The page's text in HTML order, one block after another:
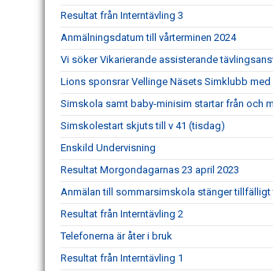
Resultat från Interntävling 3
Anmälningsdatum till vårterminen 2024
Vi söker Vikarierande assisterande
Lions sponsrar Vellinge Näsets Simklubb med
Simskola samt baby-minisim startar från och
Simskolestart skjuts till v 41 (tisdag)
Enskild Undervisning
Resultat Morgondagarnas 23 april 2023
Anmälan till sommarsimskola stänger tillfälligt
Resultat från Interntävling 2
Telefonerna är åter i bruk
Resultat från Interntävling 1